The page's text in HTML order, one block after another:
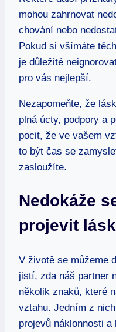
mohou zahrnovat
chování nebo
Pokud si všímáte
je důležité
pro vás nejlepší.
Nezapomeňte, že
plná úcty, podpory a
pocit, že ve vašem
to být čas se
zasloužíte.
Nedokáže
projevit
V životě se můžeme
jistí, zda náš partner
několik znaků, které
vztahu. Jedním z
projevů náklonnosti